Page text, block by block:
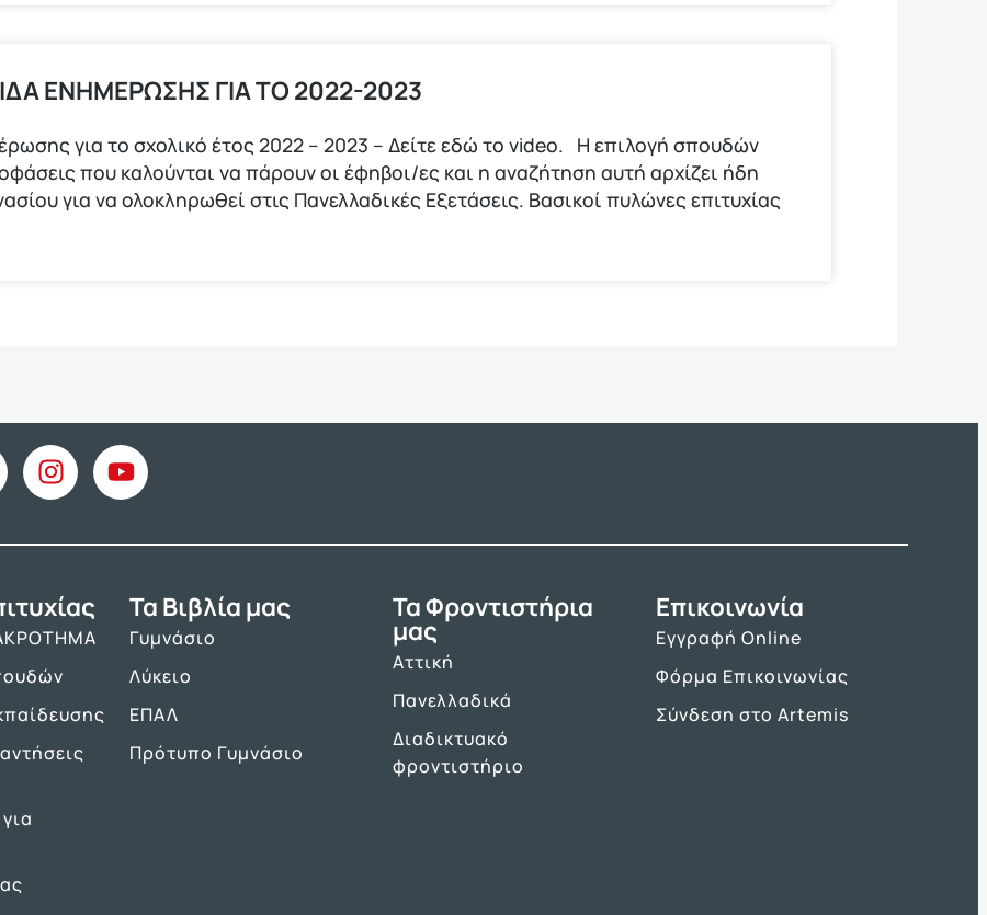
ΕΝΗΜΕΡΩΣΗΣ ΓΙΑ ΤΟ 2022-2023
για το σχολικό έτος 2022 – 2023 – Δείτε εδώ το video. Η επιλογή σπουδών
που καλούνται να πάρουν οι έφηβοι/ες και η αναζήτηση αυτή αρχίζει ήδη
για να ολοκληρωθεί στις Πανελλαδικές Εξετάσεις. Βασικοί πυλώνες επιτυχίας
Τα Βιβλία μας
Γυμνάσιο
Λύκειο
ΕΠΑΛ
Πρότυπο Γυμνάσιο
Τα Φροντιστήρια
μας
Αττική
Πανελλαδικά
Διαδικτυακό
φροντιστήριο
Επικοινωνία
Εγγραφή Online
Φόρμα Επικοινωνίας
Σύνδεση στο Artemis